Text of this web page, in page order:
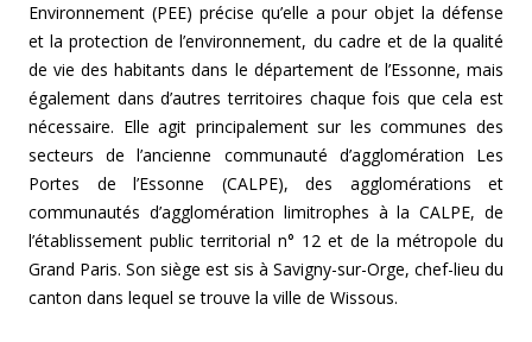
Environnement (PEE) précise qu’elle a pour objet la défense
et la protection de l’environnement, du cadre et de la qualité
de vie des habitants dans le département de l’Essonne, mais
également dans d’autres territoires chaque fois que cela est
nécessaire. Elle agit principalement sur les communes des
secteurs de l’ancienne communauté d’agglomération Les
Portes de l’Essonne (CALPE), des agglomérations et
communautés d’agglomération limitrophes à la CALPE, de
l’établissement public territorial n° 12 et de la métropole du
Grand Paris. Son siège est sis à Savigny-sur-Orge, chef-lieu du
canton dans lequel se trouve la ville de Wissous.